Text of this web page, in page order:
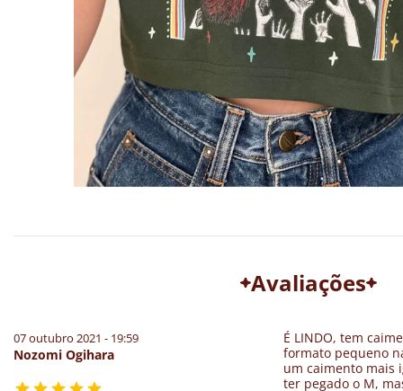
Avaliações
07 outubro 2021 - 19:59
Nozomi Ogihara
É LINDO, tem
formato pequeno
um caimento mais
ter pegado o M,